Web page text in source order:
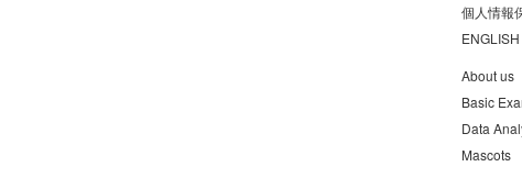
個人情報
ENGLISH
About us
Basic
Data
Mascots